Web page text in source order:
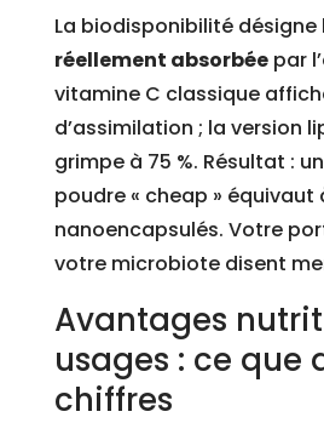
La biodisponibilité désigne
réellement absorbéepar
vitamine C classique
d’assimilation ; la version
grimpe à 75 %. Résultat :
poudre « cheap » équivaut
nanoencapsulés. Votre
votre microbiote disent
Avantages
usages : ce que
chiffres